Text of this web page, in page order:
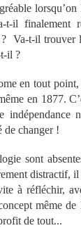
t-il finalement
Va-t-il trouver
il ?
en tout
en 1877.
indépendance
de changer !
sont
distractif, il
à réfléchir,
même de
de tout...